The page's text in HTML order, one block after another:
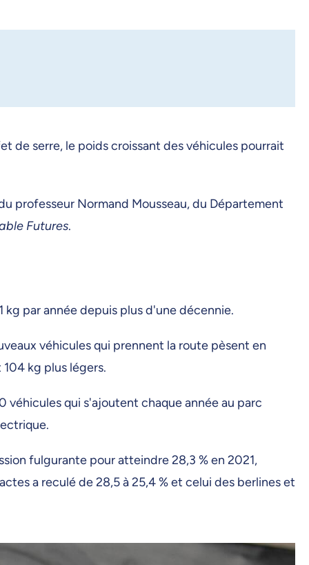
de serre, le poids croissant des véhicules pourrait
professeur Normand Mousseau, du Département
Futures.
kg par année depuis plus d'une décennie.
véhicules qui prennent la route pèsent en
kg plus légers.
qui s'ajoutent chaque année au parc
fulgurante pour atteindre 28,3 % en 2021,
a reculé de 28,5 à 25,4 % et celui des berlines et